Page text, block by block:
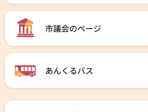
市議会のページ
あんくるバス